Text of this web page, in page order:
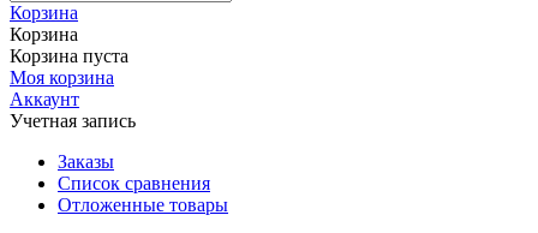
Корзина
Корзина
Корзина пуста
Моя корзина
Аккаунт
Учетная запись
Заказы
Список сравнения
Отложенные товары